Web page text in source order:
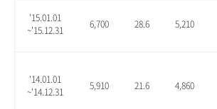
'15.01.01
~'15.12.31
6,700 28.6 5,210
'14.01.01
~'14.12.31
5,910 21.6 4,860